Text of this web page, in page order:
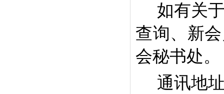
如有关
查询、新
会秘书处。
通讯地